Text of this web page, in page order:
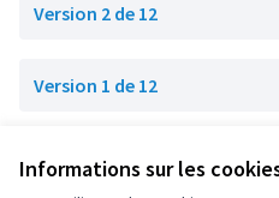
Informations sur les
Version 2 de 12
Version 1 de 12
Conditions d'utilisation
Paramètres des cookies